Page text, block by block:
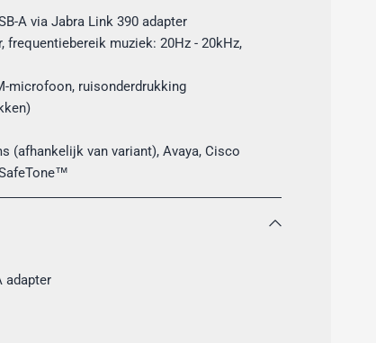
A via Jabra Link 390 adapter
muziek: 20Hz - 20kHz,
microfoon, ruisonderdrukking
(afhankelijk van variant), Avaya, Cisco
adapter